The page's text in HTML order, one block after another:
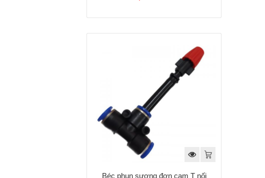
Béc phun sương đơn cam T nối